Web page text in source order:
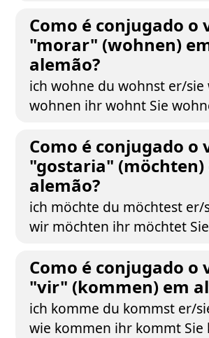
Como é conjugado o
"morar" (wohnen)
alemão?
ich wohne du wohnst er/
wohnen ihr wohnt Sie
Como é conjugado o
"gostaria" (möchten)
alemão?
ich möchte du möchtest er/
wir möchten ihr möchtet
Como é conjugado o
"vir" (kommen) em
ich komme du kommst er/
wie kommen ihr kommt Sie